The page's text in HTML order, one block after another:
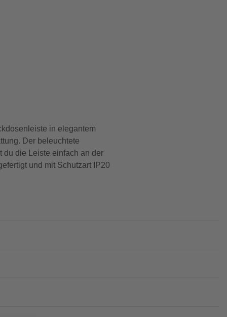
in elegantem
Der beleuchtete
du die Leiste einfach an der
und mit Schutzart IP20